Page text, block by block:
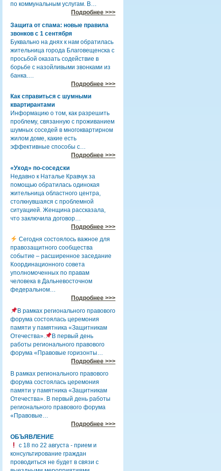
по коммунальным услугам. В…
Подробнее >>>
Защита от спама: новые правила
звонков с 1 сентября
Буквально на днях к нам обратилась
жительница города Благовещенска с
просьбой оказать содействие в
борьбе с назойливыми звонками из
банка.…
Подробнее >>>
Как справиться с шумными
квартирантами
Информацию о том, как разрешить
проблему, связанную с проживанием
шумных соседей в многоквартирном
жилом доме, какие есть
эффективные способы с…
Подробнее >>>
«Уход» по-соседски
Недавно к Наталье Кравчук за
помощью обратилась одинокая
жительница областного центра,
столкнувшаяся с проблемной
ситуацией. Женщина рассказала,
что заключила договор…
Подробнее >>>
Сегодня состоялось важное для
правозащитного сообщества
событие – расширенное заседание
Координационного совета
уполномоченных по правам
человека в Дальневосточном
федеральном…
Подробнее >>>
В рамках регионального правового
форума состоялась церемония
памяти у памятника «Защитникам
Отечества».
В первый день
работы регионального правового
форума «Правовые горизонты…
Подробнее >>>
В рамках регионального правового
форума состоялась церемония
памяти у памятника «Защитникам
Отечества». В первый день работы
регионального правового форума
«Правовые…
Подробнее >>>
ОБЪЯВЛЕНИЕ
с 18 по 22 августа - прием и
консультирование граждан
проводиться не будет в связи с